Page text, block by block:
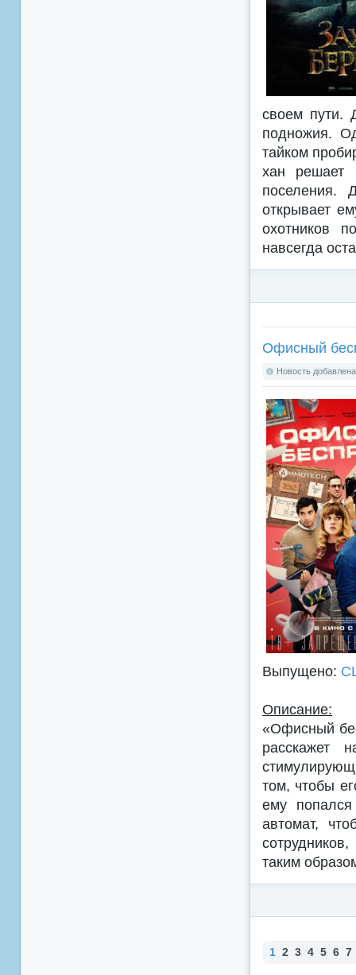
своем пути.
подножия.
тайком
хан решает
поселения.
открывает
охотников
навсегда
Офисный
Новость
Выпущено:
Описание:
«Офисный
расскажет
том, чтобы
ему
автомат,
таким
1 2 3 4 5 6 7